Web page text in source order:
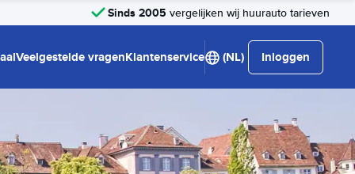
Sinds 2005 vergelijken wij huurauto tarieven
Veelgestelde vragenKlantenservice (NL) Inloggen